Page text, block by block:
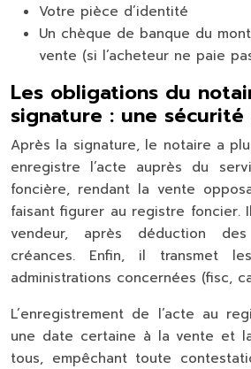
Votre pièce d’identité
Un chèque de banque du
vente (si l’acheteur ne paie
Les obligations du
signature : une
Après la signature, le notaire a
enregistre l’acte auprès du
foncière, rendant la vente
faisant figurer au registre foncier.
vendeur, après déduction
créances. Enfin, il transmet
administrations concernées (fisc,
L’enregistrement de l’acte au
une date certaine à la vente et
tous, empêchant toute